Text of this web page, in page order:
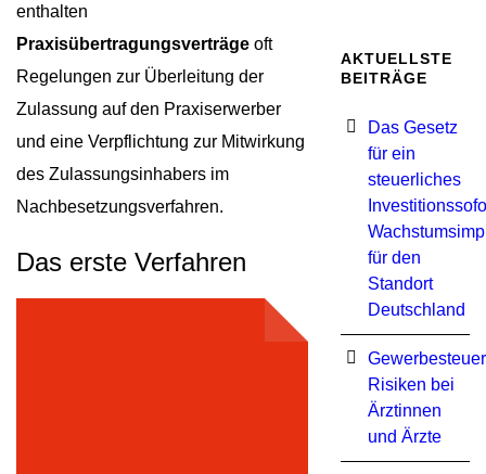
enthalten
Praxisübertragungsverträge oft
Regelungen zur Überleitung der
Zulassung auf den Praxiserwerber
und eine Verpflichtung zur Mitwirkung
des Zulassungsinhabers im
Nachbesetzungsverfahren.
Das erste Verfahren
AKTUELLSTE
BEITRÄGE
Das Gesetz
für ein
steuerliches
für den
Standort
Deutschland
Risiken bei
Ärztinnen
und Ärzte